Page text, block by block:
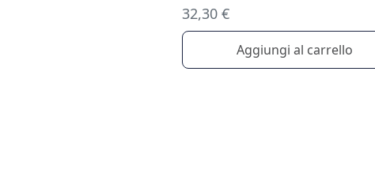
32,30 €
Aggiungi al carrello